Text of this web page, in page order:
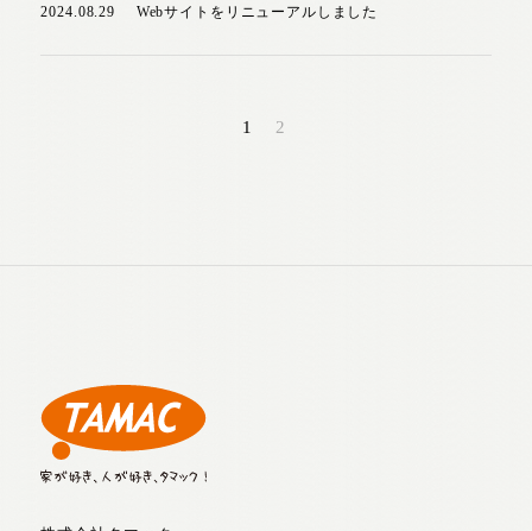
2024.08.29 Webサイトをリニューアルしました
1 2